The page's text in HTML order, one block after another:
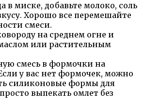
в миске, добавьте молоко, соль
Хорошо все перемешайте
смеси.
на среднем огне и
или растительным
смесь в формочки на
у вас нет формочек, можно
силиконовые формы для
выпекать омлет без